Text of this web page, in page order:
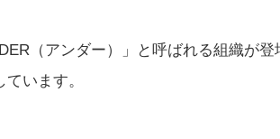
（アンダー）」と呼ばれる組織が
います。